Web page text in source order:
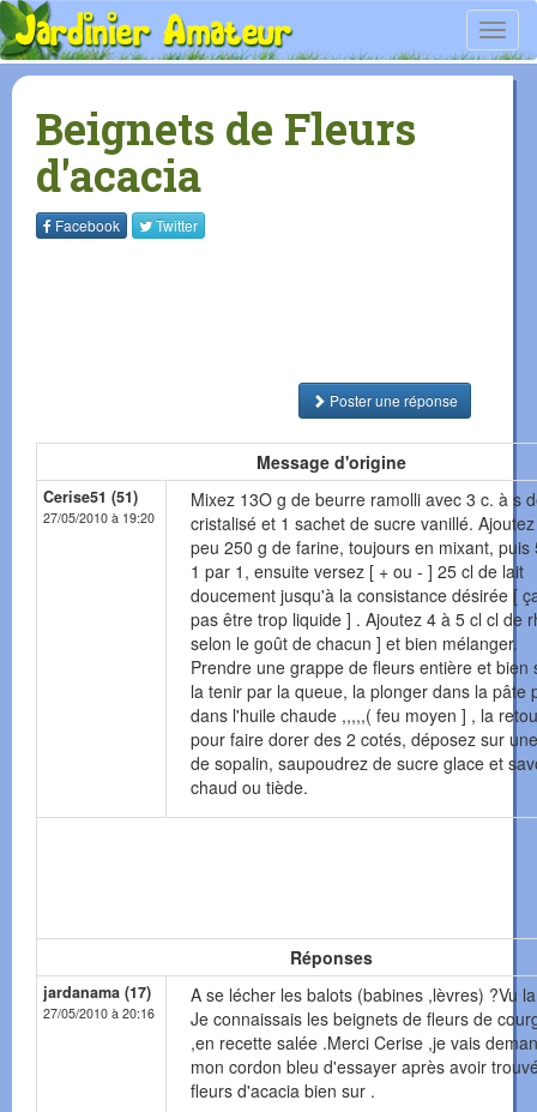
Beignets de Fleurs
d'acacia
Facebook Twitter
Poster une réponse
Message d'origine
Cerise51 (51)
27/05/2010 à 19:20
Mixez 13O g de beurre ramolli avec 3 c. à s
cristalisé et 1 sachet de sucre vanillé.
peu 250 g de farine, toujours en mixant, puis
1 par 1, ensuite versez [ + ou - ] 25 cl de lait
doucement jusqu'à la consistance désirée [
pas être trop liquide ] . Ajoutez 4 à 5 cl cl de
selon le goût de chacun ] et bien mélanger.
Prendre une grappe de fleurs entière et bien
la tenir par la queue, la plonger dans la pâte
dans l'huile chaude ,,,,,( feu moyen ] , la
pour faire dorer des 2 cotés, déposez sur
de sopalin, saupoudrez de sucre glace et
chaud ou tiède.
Réponses
jardanama (17)
27/05/2010 à 20:16
A se lécher les balots (babines ,lèvres) ?Vu
Je connaissais les beignets de fleurs de
,en recette salée .Merci Cerise ,je vais
mon cordon bleu d'essayer après avoir
fleurs d'acacia bien sur .